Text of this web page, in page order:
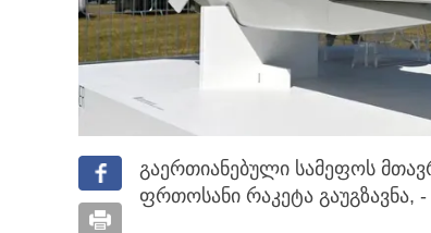
გაერთიანებული სამეფოს
ფრთოსანი რაკეტა გაუგზავნა,